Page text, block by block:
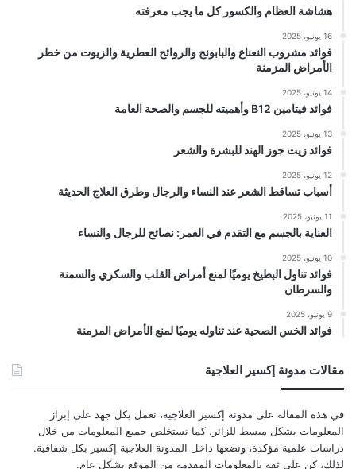
هشاشة العظام والكسور كل ما يجب معرفته
16 يونيو، 2025
فوائد مشروب النعناع والبابونج والروائح العطرية والزيوت من خطر
الأمراض المزمنة
14 يونيو، 2025
فوائد فيتامين B12 وأهميته للجسم والصحة العامة
13 يونيو، 2025
فوائد زيت جوز الهند للبشرة والشعر
12 يونيو، 2025
أسباب تساقط الشعر عند النساء والرجال وطرق العلاج الحديثة
11 يونيو، 2025
العناية بالجسم مع التقدم في العمر: نصائح للرجال والنساء
10 يونيو، 2025
فوائد تناول البطيخ يوميًا لمنع أمراض القلب والسكري والسمنة
والسرطان
9 يونيو، 2025
فوائد الخس الصحية عند تناوله يوميًا لمنع الأمراض المزمنة
مقالات مدونة إكسير العلاجية
في هذه المقالة على مدونة إكسير العلاجية، نعمل بكل جهد على إبراز
المعلومات بشكل مبسط للزائر. كما نستخلص جميع المعلومات من خلال
دراسات علمية مؤكدة، ونضعها داخل المدونة العلاجية إكسير بكل شفافية.
لذلك، كن على ثقة بالمعلومات المقدمة من الموقع بشكل عام.